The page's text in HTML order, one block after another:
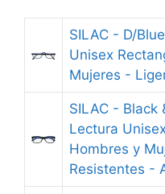
SILAC - D/
Unisex
Mujeres -
SILAC - Black
Lectura
Hombres y
Resistentes -